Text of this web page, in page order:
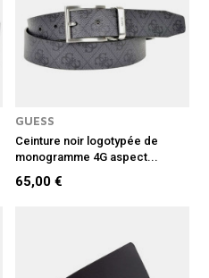
GUESS
Ceinture noir logotypée de
monogramme 4G aspect...
65,00 €